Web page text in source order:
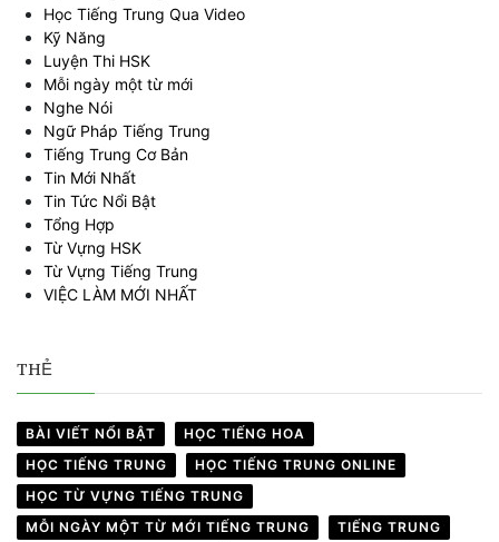
Học Tiếng Trung Qua Video
Kỹ Năng
Luyện Thi HSK
Mỗi ngày một từ mới
Nghe Nói
Ngữ Pháp Tiếng Trung
Tiếng Trung Cơ Bản
Tin Mới Nhất
Tin Tức Nổi Bật
Tổng Hợp
Từ Vựng HSK
Từ Vựng Tiếng Trung
VIỆC LÀM MỚI NHẤT
THẺ
BÀI VIẾT NỔI BẬT
HỌC TIẾNG HOA
HỌC TIẾNG TRUNG
HỌC TIẾNG TRUNG ONLINE
HỌC TỪ VỰNG TIẾNG TRUNG
MỖI NGÀY MỘT TỪ MỚI TIẾNG TRUNG
TIẾNG TRUNG